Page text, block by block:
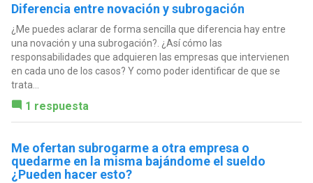
Diferencia entre novación y subrogación
¿Me puedes aclarar de forma sencilla que diferencia hay entre
una novación y una subrogación?. ¿Así cómo las
responsabilidades que adquieren las empresas que intervienen
en cada uno de los casos? Y como poder identificar de que se
trata...
1 respuesta
Me ofertan subrogarme a otra empresa o
quedarme en la misma bajándome el sueldo
¿Pueden hacer esto?